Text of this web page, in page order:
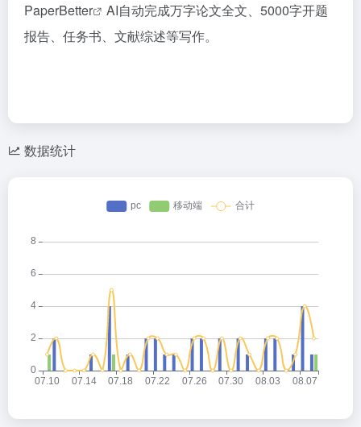
PaperBetter
AI自动完成万字论文全文、5000字开题
报告、任务书、文献综述等写作。
数据统计